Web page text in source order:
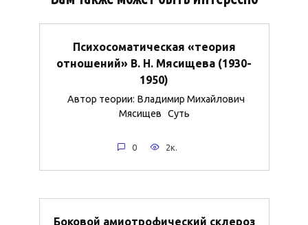
Психосоматическая «теория
отношений» В. Н. Мясищева (1930-
1950)
Автор теории: Владимир Михайлович
Мясищев Суть
0 2к.
Боковой амиотрофический склероз